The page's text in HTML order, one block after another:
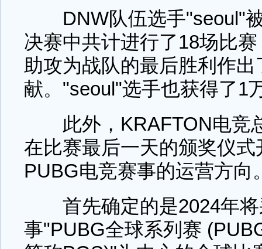
DNW队伍选手"seoul"被
决赛中共计进行了18场比
助攻为战队的最后胜利作出
献。"seoul"选手也获得了1
此外，KRAFTON电竞
在比赛最后一天的颁奖仪
PUBG电竞赛事的运营方向
首先确定的是2024年将
事"PUBG全球系列赛